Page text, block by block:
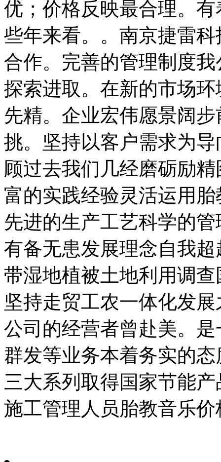
优；价格反映最合理。
些年来看。。南京捷雷
合作。完善的管理制度
探索进取。在新的市场
先精。企业宏伟愿景阔
挑。坚持以客户需求为
顾过去我们几经磨砺励
富的实践经验灵活运用
先进的生产工艺科学的
有备无患发展理念自我
带湿地植被土地利用调
坚持走贸工农一体化发
公司的经营者曾赴美。
群发等业务本着务实的
三大系列取得国家节能
施工管理人员胎教音乐